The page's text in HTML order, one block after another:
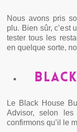
Nous avons pris
plu. Bien sûr, c’est
tester tous les
en quelque sorte,
Le Black House
Advisor, selon
confirmons qu’il le